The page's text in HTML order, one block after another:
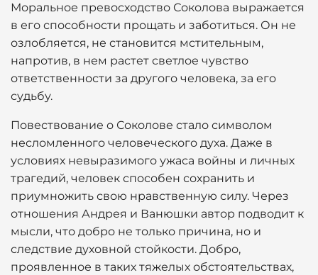
Моральное превосходство Соколова выражается
в его способности прощать и заботиться. Он не
озлобляется, не становится мстительным,
напротив, в нем растет светлое чувство
ответственности за другого человека, за его
судьбу.
Повествование о Соколове стало символом
несломленного человеческого духа. Даже в
условиях невыразимого ужаса войны и личных
трагедий, человек способен сохранить и
приумножить свою нравственную силу. Через
отношения Андрея и Ванюшки автор подводит к
мысли, что добро не только причина, но и
следствие духовной стойкости. Добро,
проявленное в таких тяжелых обстоятельствах,